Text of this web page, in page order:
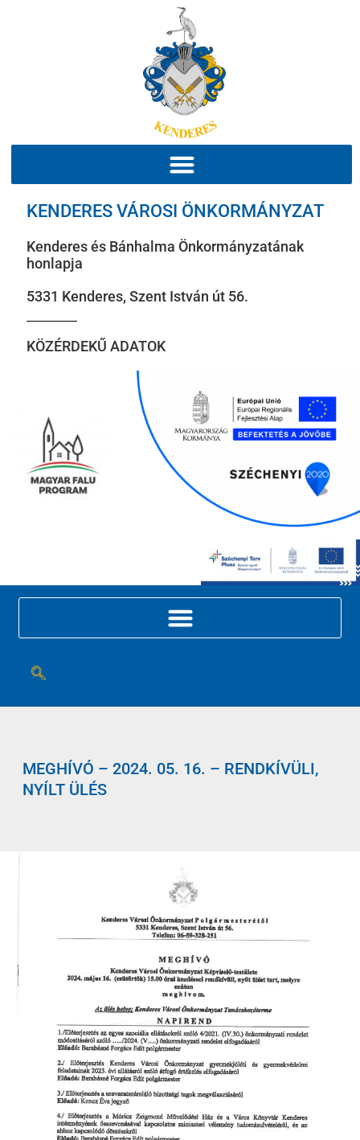
KENDERES VÁROSI ÖNKORMÁNYZAT
Kenderes és Bánhalma Önkormányzatának
honlapja
5331 Kenderes, Szent István út 56.
KÖZÉRDEKŰ ADATOK
MEGHÍVÓ – 2024. 05. 16. – RENDKÍVÜLI,
NYÍLT ÜLÉS